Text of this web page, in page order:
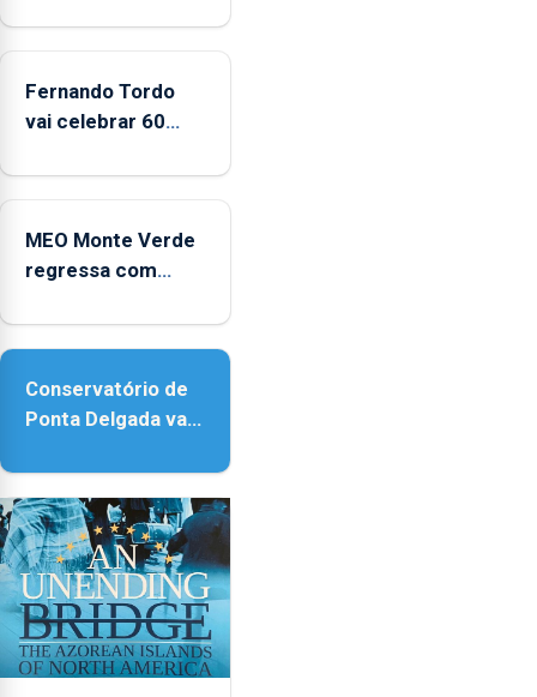
Fernando Tordo
vai celebrar 60
no Coliseu
MEO Monte Verde
regressa com
acessibilidade
Conservatório de
Ponta Delgada vai
instrumentos